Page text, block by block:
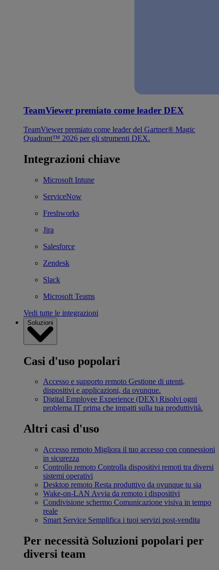
TeamViewer premiato come leader DEX
TeamViewer premiato come leader del Gartner® Magic
Quadrant™ 2026 per gli strumenti DEX.
Integrazioni chiave
Microsoft Intune
ServiceNow
Freshworks
Jira
Salesforce
Zendesk
Slack
Microsoft Teams
Vedi tutte le integrazioni
Soluzioni
Casi d'uso popolari
Accesso e supporto remoto Gestione di utenti,
dispositivi e applicazioni, da ovunque.
Digital Employee Experience (DEX) Risolvi ogni
problema IT prima che impatti sulla tua produttività.
Altri casi d'uso
Accesso remoto Migliora il tuo accesso con connessioni
in sicurezza
Controllo remoto Controlla dispositivi remoti tra diversi
sistemi operativi
Desktop remoto Resta produttivo da ovunque tu sia
Wake-on-LAN Avvia da remoto i dispositivi
Condivisione schermo Comunicazione visiva in tempo
reale
Smart Service Semplifica i tuoi servizi post-vendita
Per necessità Soluzioni popolari per
diversi team